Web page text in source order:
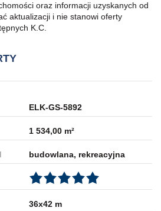
oraz informacji uzyskanych od
aktualizacji i nie stanowi oferty
K.C.
ELK-GS-5892
1 534,00 m²
budowlana, rekreacyjna
36x42 m